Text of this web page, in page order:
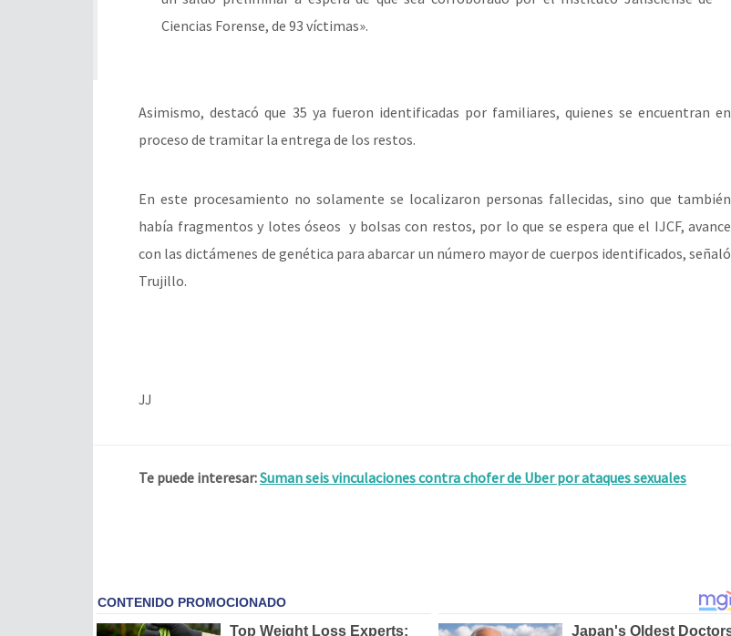
Ciencias Forense, de 93 víctimas».
Asimismo, destacó que 35 ya fueron identificadas por familiares, quienes se encuentran en
proceso de tramitar la entrega de los restos.
En este procesamiento no solamente se localizaron personas fallecidas, sino que también
había fragmentos y lotes óseos y bolsas con restos, por lo que se espera que el IJCF, avance
con las dictámenes de genética para abarcar un número mayor de cuerpos identificados, señaló
Trujillo.
JJ
Te puede interesar:Suman seis vinculaciones contra chofer de Uber por ataques sexuales